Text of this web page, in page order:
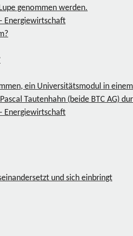
genommen werden.
Energiewirtschaft
ein Universitätsmodul in
Tautenhahn (beide BTC AG)
Energiewirtschaft
und sich einbringt